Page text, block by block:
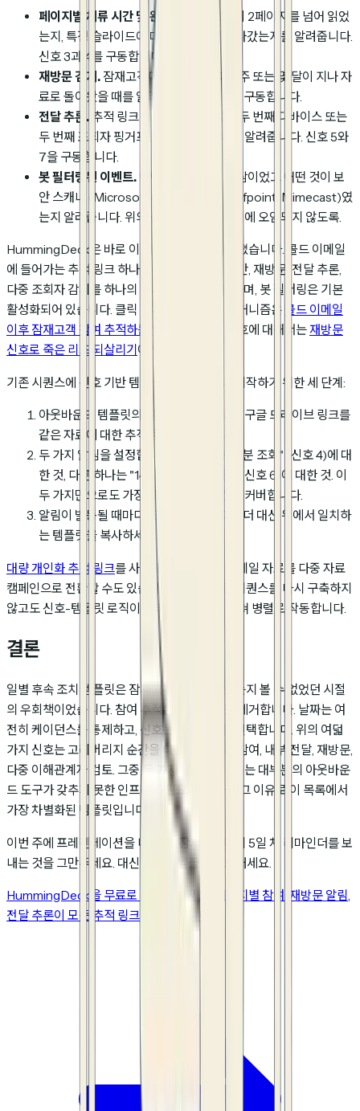
페이지별 체류 시간 및 완료율.
잠재고객이 2페이지를 넘어 읽었
는지, 특정 슬라이드에 머물렀는지, 튕겨 나갔는지를 알려줍니다.
신호 3과 4를 구동합니다.
재방문 감지. 잠재고객이 첫 조회 이후 몇 주 또는 몇 달이 지나 자
료로 돌아왔을 때를 알려줍니다. 신호 6을 구동합니다.
전달 추론. 추적 링크 세션 내에서 자료가 두 번째 디바이스 또는
두 번째 조회자 핑거프린트로 조회될 때를 알려줍니다. 신호 5와
7을 구동합니다.
봇 필터링된 이벤트. 어떤 조회가 실제 사람이었고 어떤 것이 보
안 스캐너 (Microsoft Safe Links, Proofpoint, Mimecast)였
는지 알려줍니다. 위의 신호들이 환영 참여에 오염되지 않도록.
HummingDeck은 바로 이 계층을 위해 만들어졌습니다. 콜드 이메일
에 들어가는 추적 링크 하나가 페이지별 체류 시간, 재방문, 전달 추론,
다중 조회자 감지를 하나의 대시보드에서 노출하며, 봇 필터링은 기본
활성화되어 있습니다. 클릭 이후 추적의 전체 메커니즘은
콜드 이메일
이후 잠재고객 참여 추적하는 법
에서, 재방문 신호에 대해서는 재방문
신호로 죽은 리드 되살리기 에서 다룹니다.
기존 시퀀스에 신호 기반 템플릿을 트리거하기 시작하기 위한 세 단계:
아웃바운드 템플릿의 원본 첨부 파일 또는 구글 드라이브 링크를
같은 자료에 대한 추적 링크로 교체합니다.
두 가지 알림을 설정합니다: 하나는 "총 >2분 조회" (신호 4)에 대
한 것, 다른 하나는 "14일 이상 후 재방문" (신호 6)에 대한 것. 이
두 가지만으로도 가장 강한 인텐트 순간을 커버합니다.
알림이 발동될 때마다 표준 N일 차 리마인더 대신 위에서 일치하
는 템플릿을 복사하세요.
대량 개인화 추적 링크를 사용해 하나의 콜드 이메일 자료를 다중 자료
캠페인으로 전환할 수도 있습니다. 수신자별로 시퀀스를 다시 구축하지
않고도 신호-템플릿 로직이 여러 잠재고객에 걸쳐 병렬로 작동합니다.
결론
일별 후속 조치 템플릿은 잠재고객이 무엇을 했는지 볼 수 없었던 시절
의 우회책이었습니다. 참여 추적은 그 우회책을 제거합니다. 날짜는 여
전히 케이던스를 통제하고, 신호는 스크립트를 선택합니다. 위의 여덟
가지 신호는 고레버리지 순간을 다룹니다: 깊은 참여, 내부 전달, 재방문,
다중 이해관계자 검토. 그중 두 가지 (신호 5와 7)는 대부분의 아웃바운
드 도구가 갖추지 못한 인프라가 필요하며, 바로 그 이유로 이 목록에서
가장 차별화된 템플릿입니다.
이번 주에 프레젠테이션을 네 번 연 잠재고객에게 5일 차 리마인더를 보
내는 것을 그만두세요. 대신 신호 4 템플릿을 보내세요.
HummingDeck을 무료로 사용해 보세요. 페이지별 참여, 재방문 알림,
전달 추론이 모든 추적 링크에 적용됩니다.